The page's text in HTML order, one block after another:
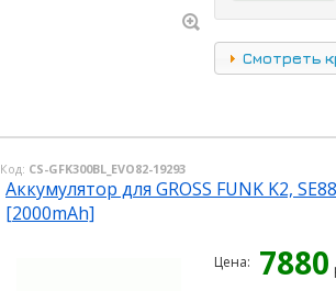
Смотреть
Код: CS-GFK300BL_EVO82-19293
Аккумулятор для GROSS FUNK K2,
[2000mAh]
Цена: 7880